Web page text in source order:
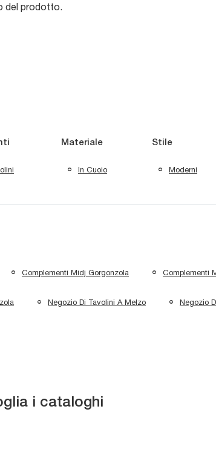
del prodotto.
Materiale
In Cuoio
Stile
Moderni
Complementi Midj Gorgonzola Complementi
Negozio Di Tavolini A Melzo Negozio
i cataloghi